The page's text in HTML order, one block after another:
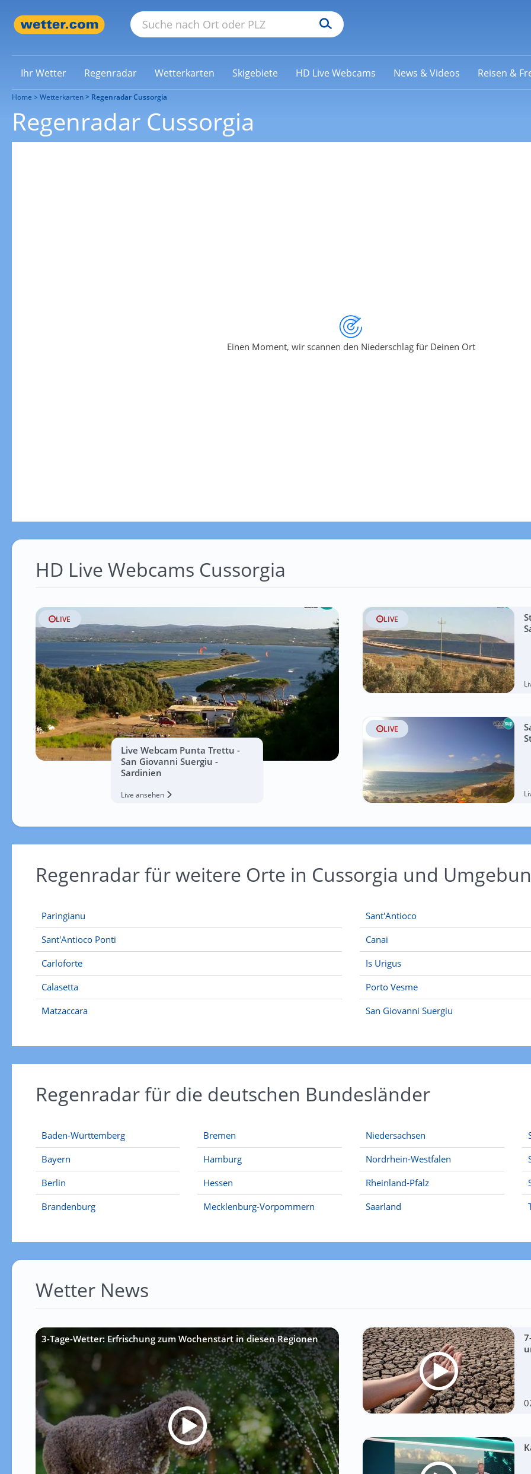
Ihr Wetter Regenradar Wetterkarten Skigebiete HD Live Webcams News & Videos Reisen &
Home Wetterkarten Regenradar Cussorgia
Regenradar Cussorgia
Einen Moment, wir scannen den Niederschlag für Deinen Ort
HD Live Webcams Cussorgia
LIVE
Live Webcam Punta Trettu -
San Giovanni Suergiu -
Sardinien
Live ansehen
LIVE
LIVE
Regenradar für weitere Orte in Cussorgia und
Paringianu
Sant'Antioco Ponti
Carloforte
Calasetta
Matzaccara
Sant'Antioco
Canai
Is Urigus
Porto Vesme
San Giovanni Suergiu
Regenradar für die deutschen Bundesländer
Baden-Württemberg
Bayern
Berlin
Brandenburg
Bremen
Hamburg
Hessen
Mecklenburg-Vorpommern
Niedersachsen
Nordrhein-Westfalen
Rheinland-Pfalz
Saarland
Wetter News
3-Tage-Wetter: Erfrischung zum Wochenstart in diesen Regionen